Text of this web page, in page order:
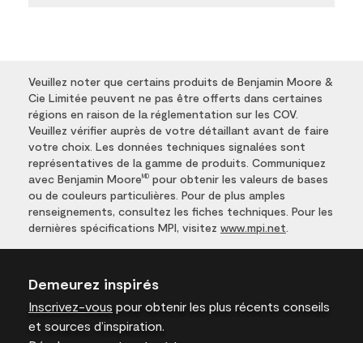
Veuillez noter que certains produits de Benjamin Moore &
Cie Limitée peuvent ne pas être offerts dans certaines
régions en raison de la réglementation sur les COV.
Veuillez vérifier auprès de votre détaillant avant de faire
votre choix. Les données techniques signalées sont
représentatives de la gamme de produits. Communiquez
avec Benjamin Moore MD pour obtenir les valeurs de bases
ou de couleurs particulières. Pour de plus amples
renseignements, consultez les fiches techniques. Pour les
dernières spécifications MPI, visitez www.mpi.net
Demeurez inspirés
Inscrivez-vous pour obtenir les plus récents conseils
et sources d’inspiration.